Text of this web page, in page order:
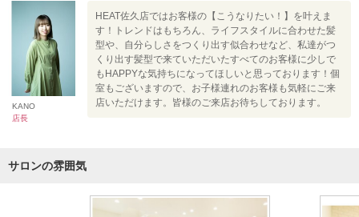
KANO
店長
HEAT佐久店ではお客様の【こうなりたい！】を叶えま
す！トレンドはもちろん、ライフスタイルに合わせた髪
型や、自分らしさをつくり出す似合わせなど、私達がつ
くり出す髪型で来ていただいたすべてのお客様に少しで
もHAPPYな気持ちになってほしいと思っております！個
室もございますので、お子様連れのお客様も気軽にご来
店いただけます。皆様のご来店お待ちしております。
サロンの雰囲気